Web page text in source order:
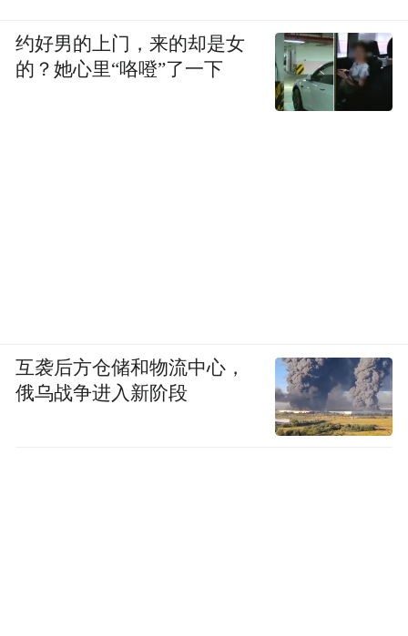
约好男的上门，来的却是女
的？她心里“咯噔”了一下
互袭后方仓储和物流中心，
俄乌战争进入新阶段